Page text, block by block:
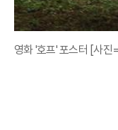
영화 '호프' 포스터 [사진